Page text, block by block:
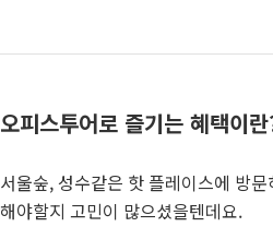
오피스투어로 즐기는 혜택이
서울숲, 성수같은 핫 플레이스에 방
해야할지 고민이 많으셨을텐데요.